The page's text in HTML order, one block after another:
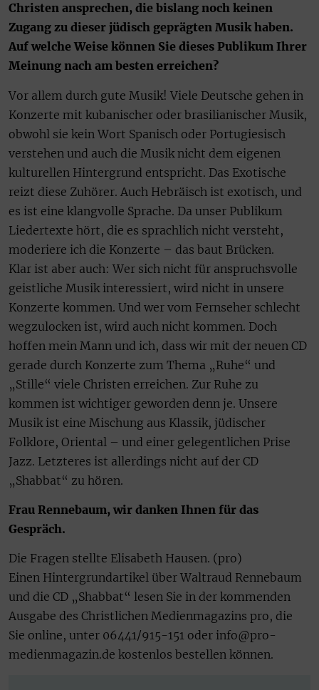
Christen ansprechen, die bislang noch keinen
Zugang zu dieser jüdisch geprägten Musik haben.
Auf welche Weise können Sie dieses Publikum Ihrer
Meinung nach am besten erreichen?
Vor allem durch gute Musik! Viele Deutsche gehen in
Konzerte mit kubanischer oder brasilianischer Musik,
obwohl sie kein Wort Spanisch oder Portugiesisch
verstehen und auch die Musik nicht dem eigenen
kulturellen Hintergrund entspricht. Das Exotische
reizt diese Zuhörer. Auch Hebräisch ist exotisch, und
es ist eine klangvolle Sprache. Da unser Publikum
Liedertexte hört, die es sprachlich nicht versteht,
moderiere ich die Konzerte – das baut Brücken.
Klar ist aber auch: Wer sich nicht für anspruchsvolle
geistliche Musik interessiert, wird nicht in unsere
Konzerte kommen. Und wer vom Fernseher schlecht
wegzulocken ist, wird auch nicht kommen. Doch
hoffen mein Mann und ich, dass wir mit der neuen CD
gerade durch Konzerte zum Thema „Ruhe“ und
„Stille“ viele Christen erreichen. Zur Ruhe zu
kommen ist wichtiger geworden denn je. Unsere
Musik ist eine Mischung aus Klassik, jüdischer
Folklore, Oriental – und einer gelegentlichen Prise
Jazz. Letzteres ist allerdings nicht auf der CD
„Shabbat“ zu hören.
Frau Rennebaum, wir danken Ihnen für das
Gespräch.
Die Fragen stellte Elisabeth Hausen. (pro)
Einen Hintergrundartikel über Waltraud Rennebaum
und die CD „Shabbat“ lesen Sie in der kommenden
Ausgabe des Christlichen Medienmagazins pro, die
Sie online, unter 06441/915-151 oder info@pro-
medienmagazin.de kostenlos bestellen können.